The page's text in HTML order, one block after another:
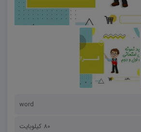
word
80 کیلوبایت